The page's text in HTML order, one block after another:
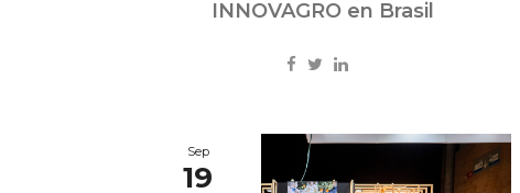
INNOVAGRO en Brasil
Sep
19